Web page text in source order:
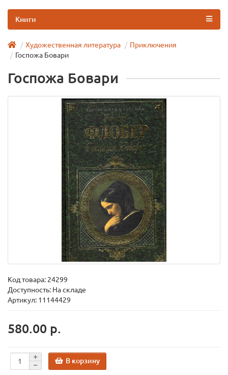
Книги
Художественная литература
Приключения
Госпожа Бовари
Госпожа Бовари
Код товара: 24299
Доступность: На складе
Артикул: 11144429
580.00 р.
В корзину